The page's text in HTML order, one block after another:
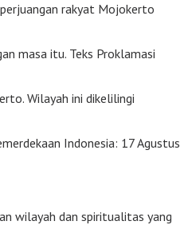
rakyat Mojokerto
masa itu. Teks Proklamasi
Wilayah ini dikelilingi
Indonesia: 17 Agustus
wilayah dan spiritualitas yang